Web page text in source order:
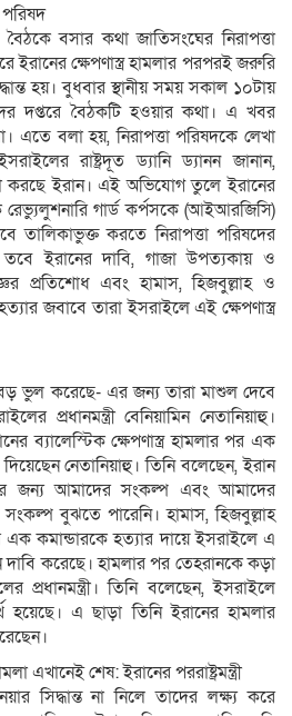
বসার কথা জাতিসংঘের নিরাপত্তা
ইরানের ক্ষেপণাস্ত্র হামলার পরপরই জরুরি
হয়। বুধবার স্থানীয় সময় সকাল ১০টায়
দপ্তরে বৈঠকটি হওয়ার কথা। এ খবর
এতে বলা হয়, নিরাপত্তা পরিষদকে লেখা
রাষ্ট্রদূত ড্যানি ড্যানন জানান,
করছে ইরান। এই অভিযোগ তুলে ইরানের
রেভ্যুলুশনারি গার্ড কর্পসকে (আইআরজিসি)
তালিকাভুক্ত করতে নিরাপত্তা পরিষদের
তবে ইরানের দাবি, গাজা উপত্যকায় ও
প্রতিশোধ এবং হামাস, হিজবুল্লাহ ও
জবাবে তারা ইসরাইলে এই ক্ষেপণাস্ত্র
ভুল করেছে- এর জন্য তারা মাশুল দেবে
প্রধানমন্ত্রী বেনিয়ামিন নেতানিয়াহু।
ব্যালেস্টিক ক্ষেপণাস্ত্র হামলার পর এক
নেতানিয়াহু। তিনি বলেছেন, ইরান
জন্য আমাদের সংকল্প এবং আমাদের
বুঝতে পারেনি। হামাস, হিজবুল্লাহ
এক কমান্ডারকে হত্যার দায়ে ইসরাইলে এ
দাবি করেছে। হামলার পর তেহরানকে কড়া
প্রধানমন্ত্রী। তিনি বলেছেন, ইসরাইলে
হয়েছে। এ ছাড়া তিনি ইরানের হামলার
এখানেই শেষ: ইরানের পররাষ্ট্রমন্ত্রী
সিদ্ধান্ত না নিলে তাদের লক্ষ্য করে